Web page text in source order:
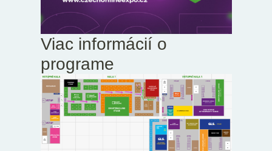
Viac informácií o
programe